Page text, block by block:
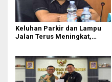
Keluhan Parkir dan Lampu
Jalan Terus Meningkat,